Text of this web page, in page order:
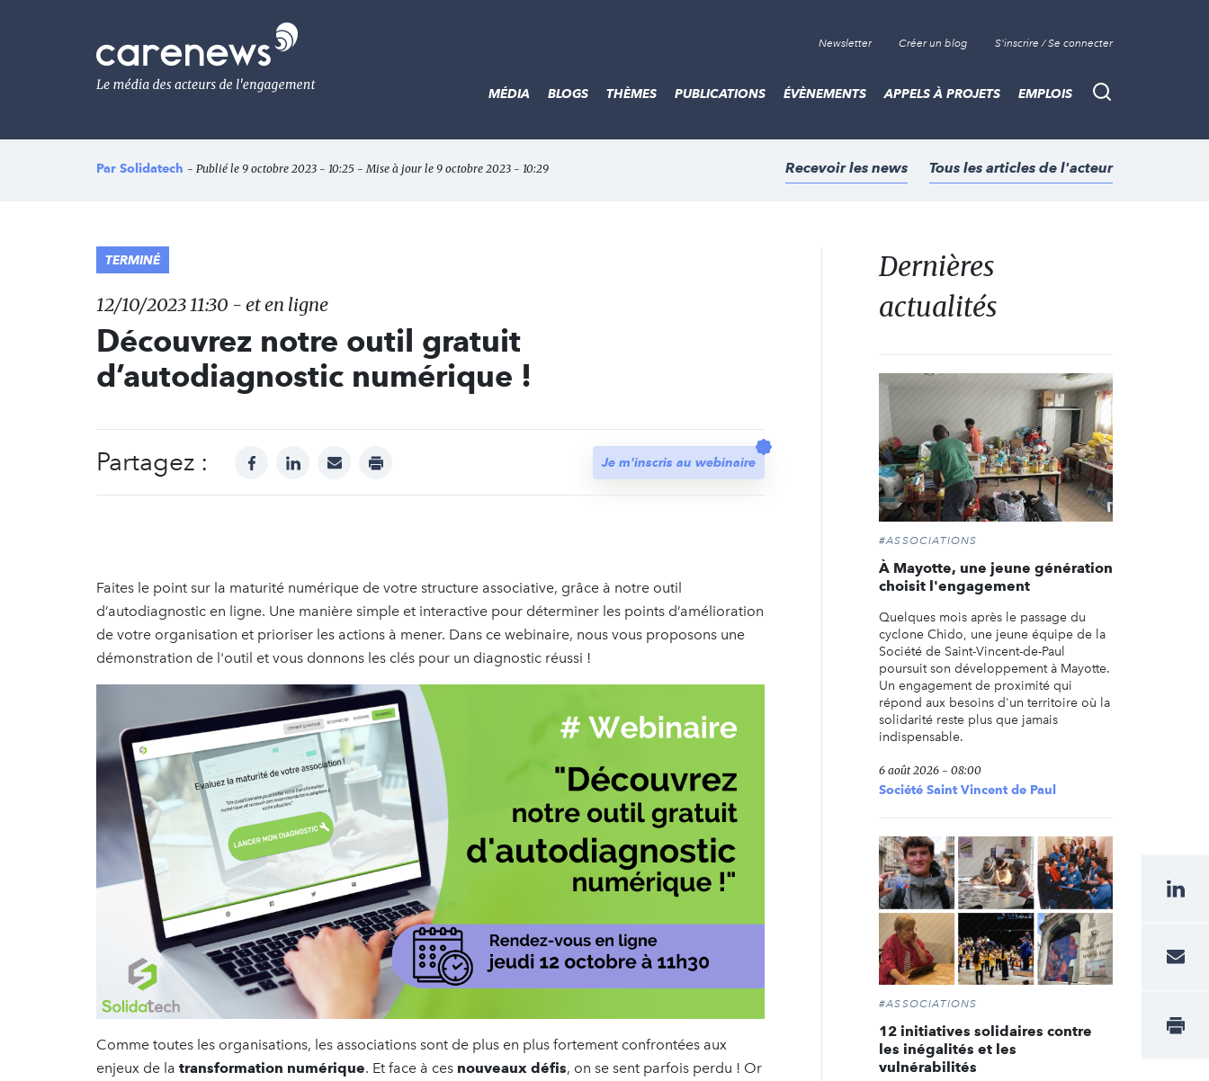
Le
média
de
l'engagement
Newsletter Créer un blog S'inscrire / Se connecter
Recherche
MÉDIA BLOGS THÈMES PUBLICATIONS ÉVÈNEMENTS APPELS À PROJETS EMPLOIS
Par Solidatech - Publié le 9 octobre 2023 - 10:25 - Mise à jour le 9 octobre 2023 - 10:29 Recevoir les news Tous les articles de l'acteur
TERMINÉ
12/10/2023 11:30 - et en ligne
Découvrez notre outil gratuit
d’autodiagnostic numérique !
Partagez : facebooklinkedinmail print Je m'inscris au webinaire
Faites le point sur la maturité numérique de votre structure associative, grâce à notre outil
d’autodiagnostic en ligne. Une manière simple et interactive pour déterminer les points d’amélioration
de votre organisation et prioriser les actions à mener. Dans ce webinaire, nous vous proposons une
démonstration de l'outil et vous donnons les clés pour un diagnostic réussi !
Comme toutes les organisations, les associations sont de plus en plus fortement confrontées aux
enjeux de la transformation numérique. Et face à ces nouveaux défis, on se sent parfois perdu ! Or
Dernières
actualités
#ASSOCIATIONS
À Mayotte, une jeune génération
choisit l'engagement
Quelques mois après le passage du
cyclone Chido, une jeune équipe de la
Société de Saint-Vincent-de-Paul
poursuit son développement à Mayotte.
Un engagement de proximité qui
répond aux besoins d'un territoire où la
solidarité reste plus que jamais
indispensable.
6 août 2026 - 08:00
Société Saint Vincent de Paul
#ASSOCIATIONS
12 initiatives solidaires contre
les inégalités et les
vulnérabilités